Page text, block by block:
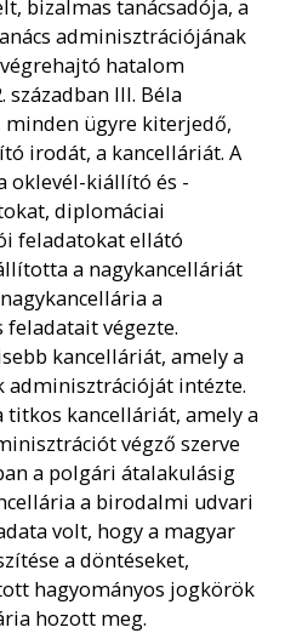
bizalmas tanácsadója, a
adminisztrációjának
hatalom
században III. Béla
minden ügyre kiterjedő,
irodát, a kancelláriát. A
oklevél-kiállító és -
diplomáciai
feladatokat ellátó
a nagykancelláriát
a
végezte.
kancelláriát, amely a
intézte.
titkos kancelláriát, amely a
végző szerve
a polgári átalakulásig
a birodalmi udvari
volt, hogy a magyar
a döntéseket,
hagyományos jogkörök
hozott meg.